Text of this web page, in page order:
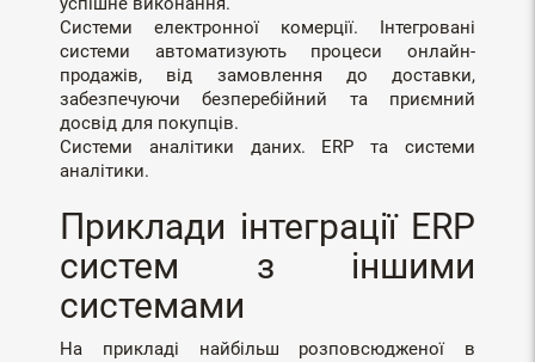
Системи електронної комерції. Інтегровані
системи автоматизують процеси онлайн-
продажів, від замовлення до доставки,
забезпечуючи безперебійний та приємний
досвід для покупців.
Системи аналітики даних. ERP та системи
аналітики.
Приклади інтеграції ERP
систем з іншими
системами
На прикладі найбільш розповсюдженої в